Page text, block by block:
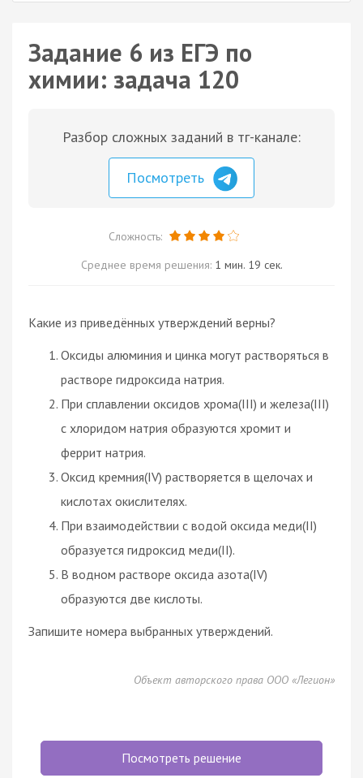
Задание 6 из ЕГЭ по
химии: задача 120
Разбор сложных заданий в тг-канале:
Посмотреть
Сложность:
Среднее время решения: 1 мин. 19 сек.
Какие из приведённых утверждений верны?
Оксиды алюминия и цинка могут растворяться в
растворе гидроксида натрия.
При сплавлении оксидов хрома(III) и железа(III)
с хлоридом натрия образуются хромит и
феррит натрия.
Оксид кремния(IV) растворяется в щелочах и
кислотах окислителях.
При взаимодействии с водой оксида меди(II)
образуется гидроксид меди(II).
В водном растворе оксида азота(IV)
образуются две кислоты.
Запишите номера выбранных утверждений.
Объект авторского права ООО «Легион»
Посмотреть решение